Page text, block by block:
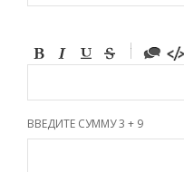
-
-
-
-
ВВЕДИТЕ СУММУ 3 + 9